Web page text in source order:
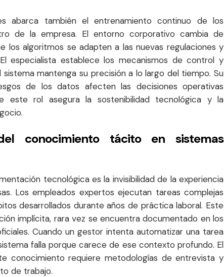
abarca también el entrenamiento continuo de los
de la empresa. El entorno corporativo cambia de
los algoritmos se adapten a las nuevas regulaciones y
especialista establece los mecanismos de control y
mantenga su precisión a lo largo del tiempo. Su
de los datos afecten las decisiones operativas
este rol asegura la sostenibilidad tecnológica y la
conocimiento tácito en sistemas
tecnológica es la invisibilidad de la experiencia
Los empleados expertos ejecutan tareas complejas
desarrollados durante años de práctica laboral. Este
implícita, rara vez se encuentra documentado en los
Cuando un gestor intenta automatizar una tarea
falla porque carece de ese contexto profundo. El
conocimiento requiere metodologías de entrevista y
de trabajo.